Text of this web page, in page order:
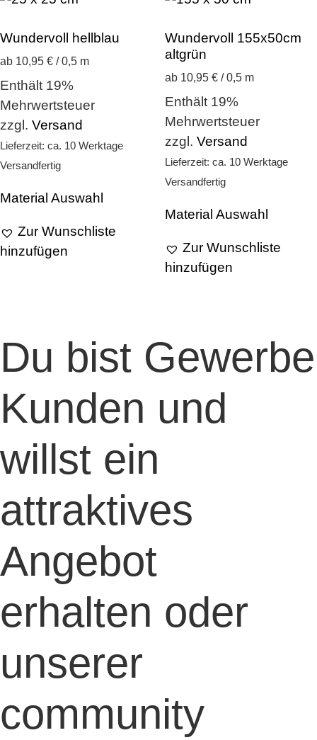
Wundervoll hellblau
ab 10,95 € / 0,5 m
Enthält 19%
Mehrwertsteuer
zzgl. Versand
Lieferzeit: ca. 10 Werktage
Versandfertig
Material Auswahl
Zur Wunschliste
hinzufügen
Wundervoll 155x50cm
altgrün
ab 10,95 € / 0,5 m
Enthält 19%
Mehrwertsteuer
zzgl. Versand
Lieferzeit: ca. 10 Werktage
Versandfertig
Material Auswahl
Zur Wunschliste
hinzufügen
Du bist Gewerbe
Kunden und
willst ein
attraktives
Angebot
erhalten oder
unserer
community